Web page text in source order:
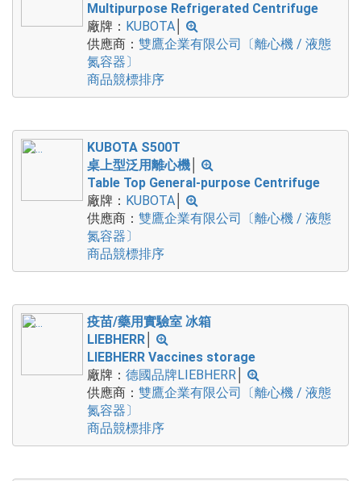
Multipurpose Refrigerated Centrifuge
廠牌： KUBOTA
供應商： 雙鷹企業有限公司〔離心機 / 液態
氮容器〕
商品競標排序
KUBOTA S500T
桌上型泛用離心機
Table Top General-purpose Centrifuge
廠牌： KUBOTA
供應商： 雙鷹企業有限公司〔離心機 / 液態
氮容器〕
商品競標排序
疫苗/藥用實驗室 冰箱
LIEBHERR
LIEBHERR Vaccines storage
廠牌： 德國品牌LIEBHERR
供應商： 雙鷹企業有限公司〔離心機 / 液態
氮容器〕
商品競標排序